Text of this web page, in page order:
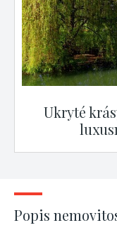
Ukryté
Popis